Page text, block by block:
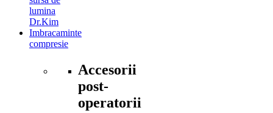
lumina
Dr.Kim
Imbracaminte
compresie
Accesorii
post-
operatorii